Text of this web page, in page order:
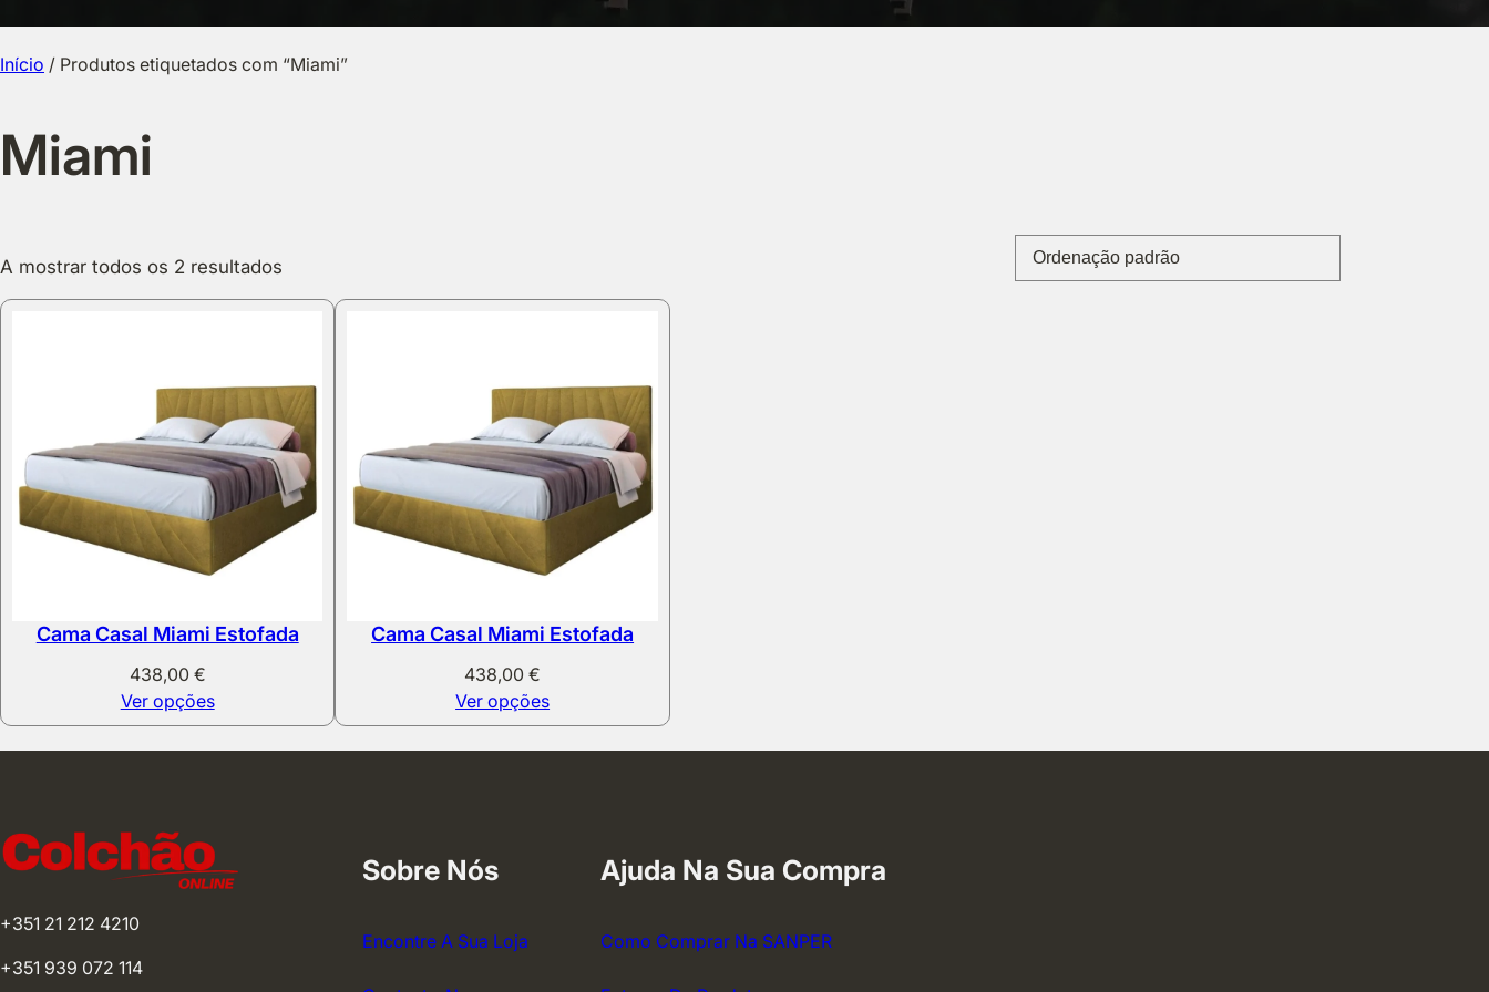
Início / Produtos etiquetados com “Miami”
Miami
A mostrar todos os 2 resultados
Cama Casal Miami Estofada
438,00 €
Ver opções
Cama Casal Miami Estofada
438,00€
Ver opções
+351 21 212 4210
+351 939 072 114
Sobre Nós
Encontre A Sua Loja
Ajuda Na Sua Compra
Como Comprar Na SANPER